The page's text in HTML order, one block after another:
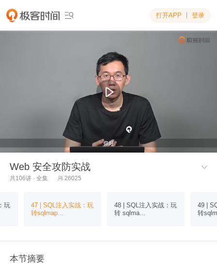
 打开APP 登录
Web 安全攻防实战 
共106讲 · 全集  26025
玩
47 | SQL注入实战：玩
转sqlmap...
48 | SQL注入实战：玩
转 sqlma...
49 |
转
本节摘要